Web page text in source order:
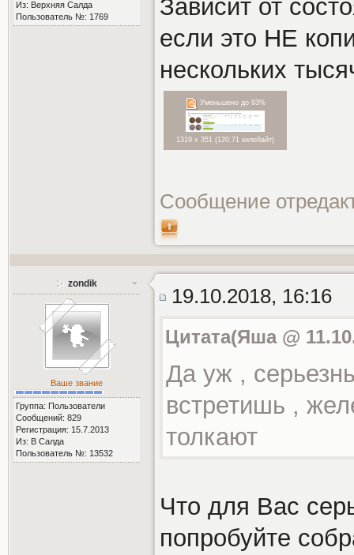
Из: Верхняя Салда
Пользователь №: 1769
Зависит от
если это НЕ
нескольких
Уменьшено до 93%
1319 x 351 (120.71 килобайт)
Сообщение
zondik
Ваше звание
Группа: Пользователи
Сообщений: 829
Регистрация: 15.7.2013
Из: В Салда
Пользователь №: 13532
19.10.2018, 16:16
Цитата(Яша @
Да уж ,
встретишь ,
толкают
Что для Вас
попробуйте